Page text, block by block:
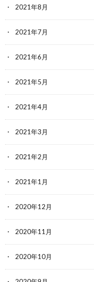
2021年8月
2021年7月
2021年6月
2021年5月
2021年4月
2021年3月
2021年2月
2021年1月
2020年12月
2020年11月
2020年10月